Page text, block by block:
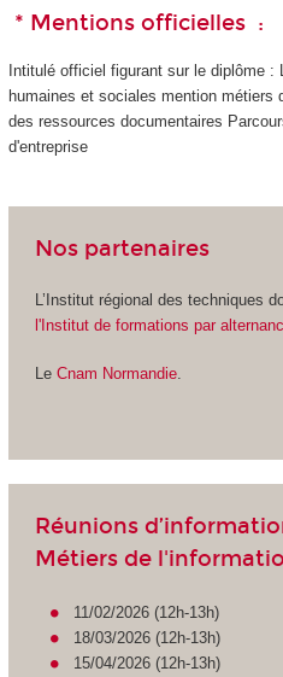
* Mentions officielles :
Intitulé officiel figurant sur le diplôme
humaines et sociales mention métiers
des ressources documentaires
d'entreprise
Nos partenaires
L’Institut régional des techniques
l'Institut de formations par
Le Cnam Normandie.
Réunions
Métiers de
11/02/2026 (12h-13h)
18/03/2026 (12h-13h)
15/04/2026 (12h-13h)